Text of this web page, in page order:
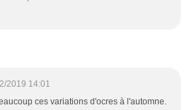
2019 14:01
ces variations d'ocres à l'automne.